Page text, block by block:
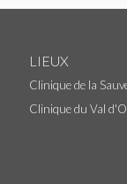
LIEUX
Clinique de la
Clinique du Val